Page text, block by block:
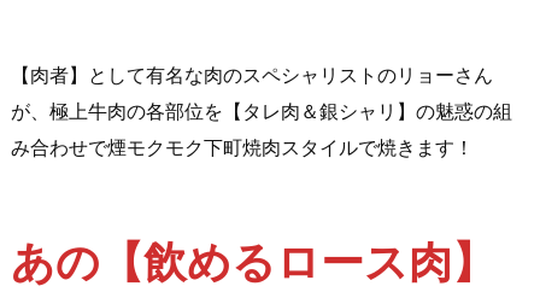
【肉者】として有名な肉のスペシャリストのリョーさん
が、極上牛肉の各部位を【タレ肉＆銀シャリ】の魅惑の組
み合わせで煙モクモク下町焼肉スタイルで焼きます！
あの【飲めるロース肉】